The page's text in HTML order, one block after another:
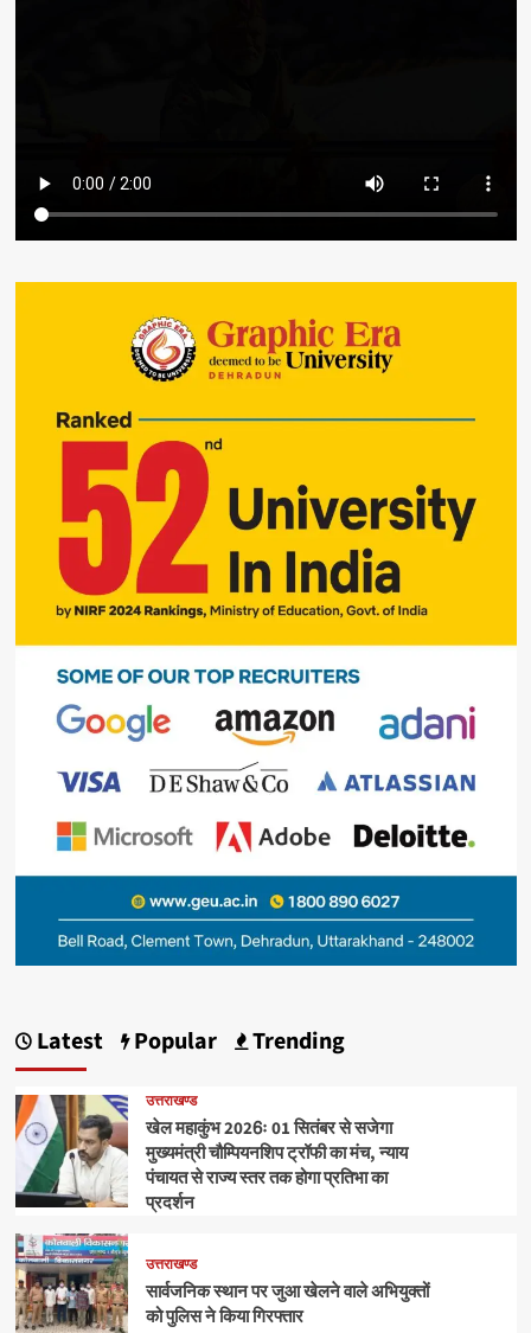
Latest Popular Trending
उत्तराखण्ड
खेल महाकुंभ 2026ः 01 सितंबर से सजेगा
मुख्यमंत्री चौम्पियनशिप ट्रॉफी का मंच, न्याय
पंचायत से राज्य स्तर तक होगा प्रतिभा का
प्रदर्शन
उत्तराखण्ड
सार्वजनिक स्थान पर जुआ खेलने वाले अभियुक्तों
को पुलिस ने किया गिरफ्तार